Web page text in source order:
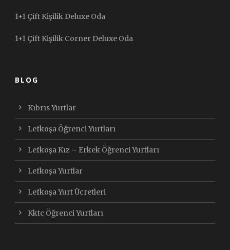
1+1 Çift Kişilik Deluxe Oda
1+1 Çift Kişilik Corner Deluxe Oda
BLOG
Kıbrıs Yurtlar
Lefkoşa Öğrenci Yurtları
Lefkoşa Kız – Erkek Öğrenci Yurtları
Lefkoşa Yurtlar
Lefkoşa Yurt Ücretleri
Kktc Öğrenci Yurtları